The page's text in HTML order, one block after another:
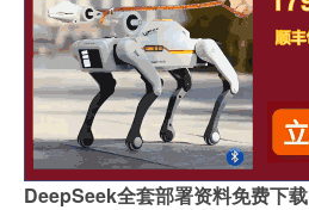
DeepSeek全套部署资料免费下载